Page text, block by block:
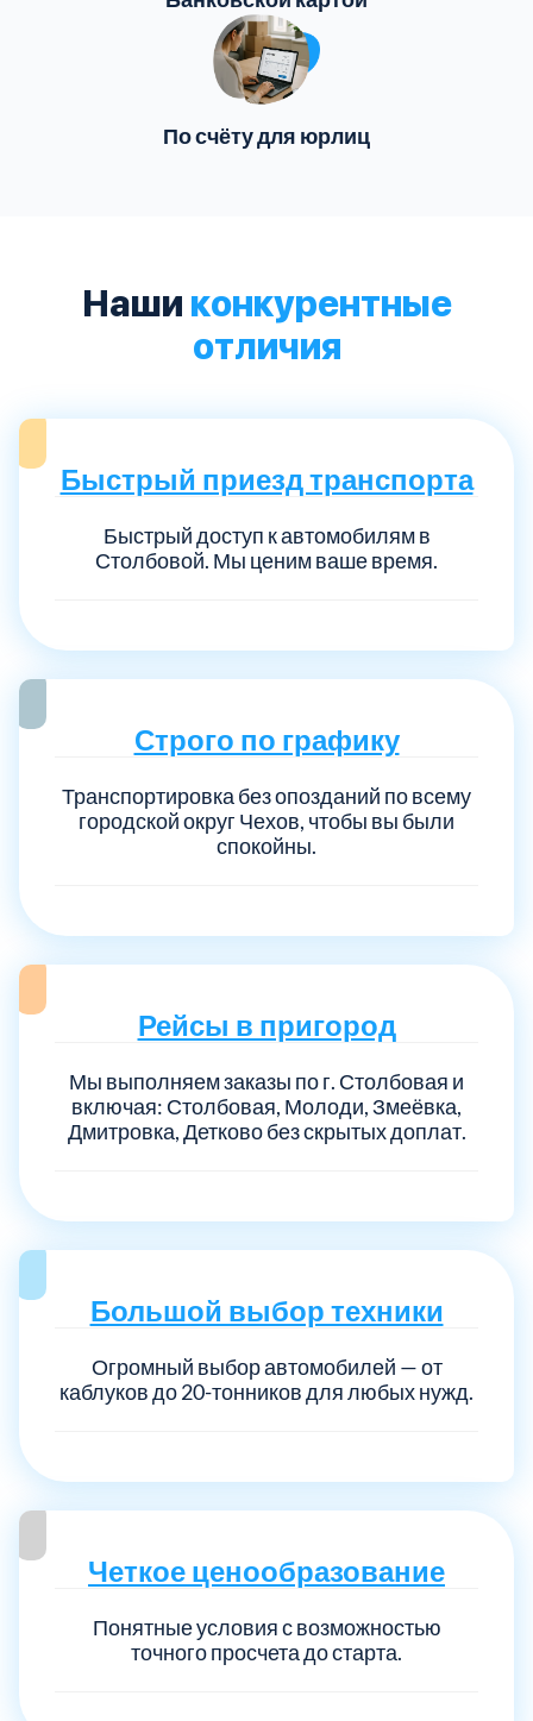
По счёту для юрлиц
Наши конкурентные
отличия
Быстрый приезд транспорта
Быстрый доступ к автомобилям в
Столбовой. Мы ценим ваше время.
Строго по графику
Транспортировка без опозданий по всему
городской округ Чехов, чтобы вы были
спокойны.
Рейсы в пригород
Мы выполняем заказы по г. Столбовая и
включая: Столбовая, Молоди, Змеёвка,
Дмитровка, Детково без скрытых доплат.
Большой выбор техники
Огромный выбор автомобилей — от
каблуков до 20-тонников для любых нужд.
Четкое ценообразование
Понятные условия с возможностью
точного просчета до старта.